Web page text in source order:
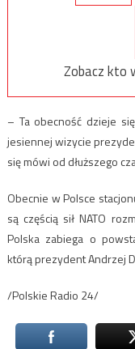
Zobacz kto
– Ta obecność dzieje
jesiennej wizycie
się mówi od dłuższego
Obecnie w Polsce
są częścią sił NATO
Polska zabiega o
którą prezydent Andrzej
/Polskie Radio 24/